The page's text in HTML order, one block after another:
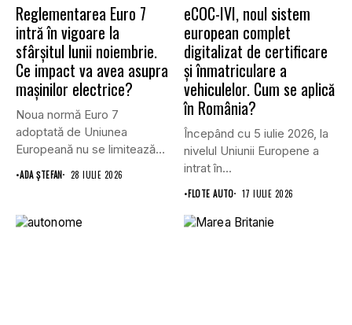
Reglementarea Euro 7
intră în vigoare la
sfârșitul lunii noiembrie.
Ce impact va avea asupra
mașinilor electrice?
Noua normă Euro 7
adoptată de Uniunea
Europeană nu se limitează
doar...
•ADA ȘTEFAN 28 IULIE 2026
eCOC-IVI, noul sistem
european complet
digitalizat de certificare
și înmatriculare a
vehiculelor. Cum se aplică
în România?
Începând cu 5 iulie 2026, la
nivelul Uniunii Europene a
intrat în...
•FLOTE AUTO 17 IULIE 2026